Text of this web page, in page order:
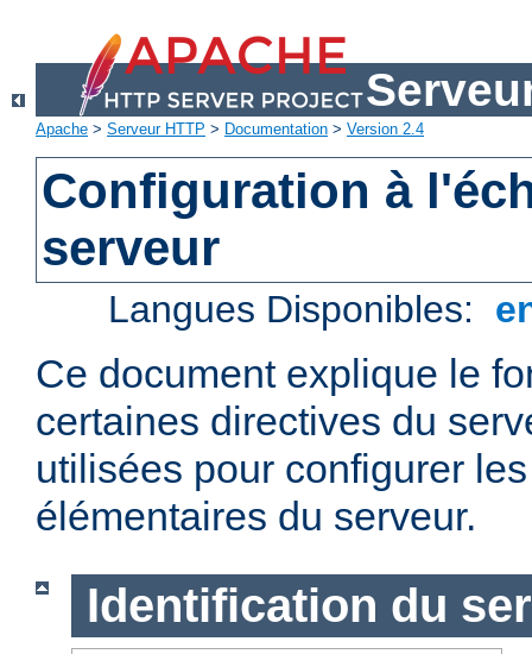
Apache > Serveur HTTP > Documentation > Version 2.4
Configuration à
serveur
Langues Disponibles:
Ce document explique le
certaines directives du
utilisées pour configurer
élémentaires du serveur.
Identification du